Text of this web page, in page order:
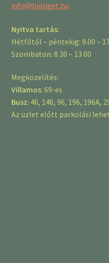
info@bioliget.hu
Nyitva tartás:
Hétfőtől – péntekig: 9.00 –
Szombaton: 8.30 – 13.00
Megközelítés:
Villamos: 69-es
Busz: 46, 146, 96, 196, 196A,
Az üzlet előtt parkolási